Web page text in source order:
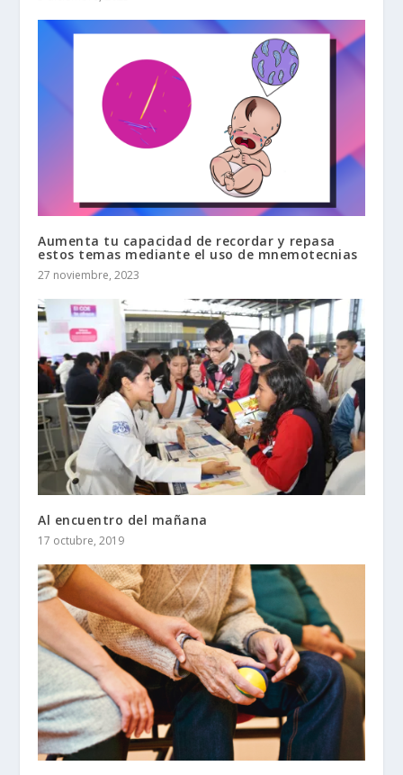
Aumenta tu capacidad de recordar y repasa
estos temas mediante el uso de mnemotecnias
27 noviembre, 2023
Al encuentro del mañana
17 octubre, 2019